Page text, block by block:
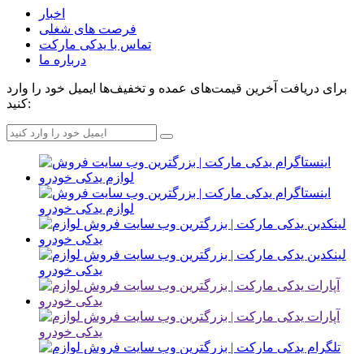
اخبار
فرصت های شغلی
تماس با یدکی مارکت
درباره ما
برای دریافت آخرین قیمت‌های عمده و تخفیف‌ها ایمیل خود را وارد
کنید: